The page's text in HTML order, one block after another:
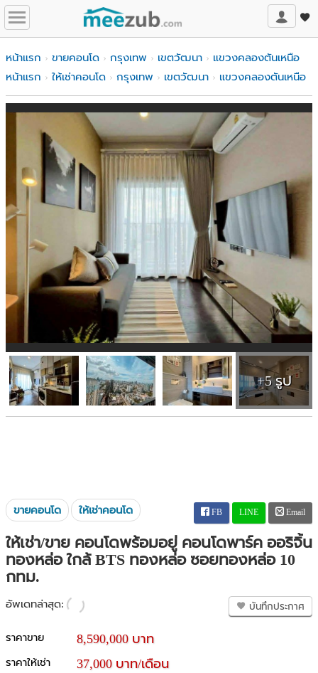
หน้าแรก ขายคอนโด กรุงเทพ เขตวัฒนา
แขวงคลองตันเหนือ
หน้าแรก
ให้เช่าคอนโด กรุงเทพ เขตวัฒนา แขวงคลองตันเหนือ
+5 รูป
ขายคอนโด ให้เช่าคอนโด FB LINE Email
ให้เช่า/ขาย คอนโดพร้อมอยู่ คอนโดพาร์ค ออริจิ้น
ทองหล่อ ใกล้ BTS ทองหล่อ ซอยทองหล่อ 10
กทม.
อัพเดทล่าสุด: บันทึกประกาศ
ราคาขาย 8,590,000 บาท
ราคาให้เช่า 37,000 บาท/เดือน